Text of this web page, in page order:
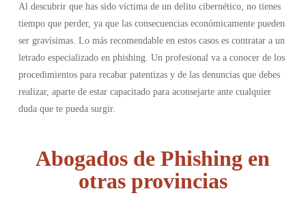
Al descubrir que has sido víctima de un delito cibernético, no tienes
tiempo que perder, ya que las consecuencias económicamente pueden
ser gravísimas. Lo más recomendable en estos casos es contratar a un
letrado especializado en phishing. Un profesional va a conocer de los
procedimientos para recabar patentizas y de las denuncias que debes
realizar, aparte de estar capacitado para aconsejarte ante cualquier
duda que te pueda surgir.
Abogados de Phishing en
otras provincias